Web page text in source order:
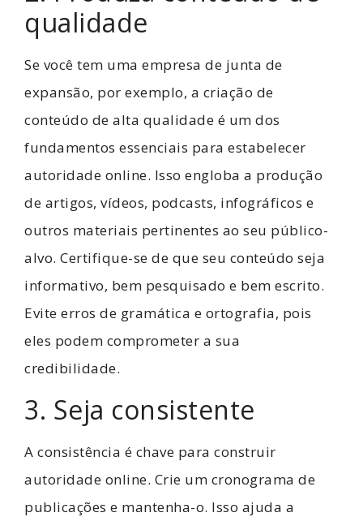
qualidade
Se você tem uma empresa de junta de
expansão, por exemplo, a criação de
conteúdo de alta qualidade é um dos
fundamentos essenciais para estabelecer
autoridade online. Isso engloba a produção
de artigos, vídeos, podcasts, infográficos e
outros materiais pertinentes ao seu público-
alvo. Certifique-se de que seu conteúdo seja
informativo, bem pesquisado e bem escrito.
Evite erros de gramática e ortografia, pois
eles podem comprometer a sua
credibilidade.
3. Seja consistente
A consistência é chave para construir
autoridade online. Crie um cronograma de
publicações e mantenha-o. Isso ajuda a